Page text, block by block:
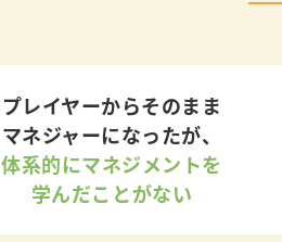
プレイヤーからそのまま
マネジャーになったが、
体系的にマネジメントを
学んだことがない